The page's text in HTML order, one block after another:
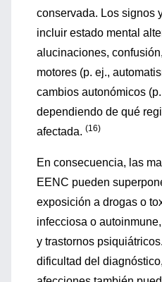
conservada. Los signos
incluir estado mental
alucinaciones,
motores (p. ej.,
cambios autonómicos
dependiendo de qué
afectada. (16)
En consecuencia, las
EENC pueden
exposición a drogas o
infecciosa o
y trastornos
dificultad del